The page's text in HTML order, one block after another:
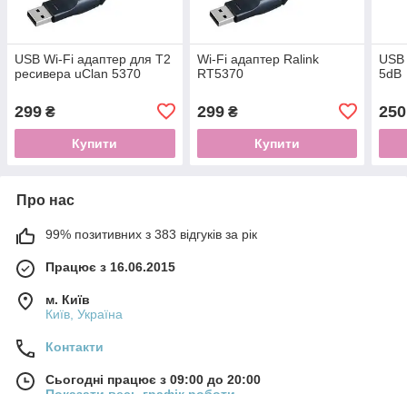
USB Wi-Fi адаптер для T2
ресивера uClan 5370
299 ₴
Купити
Wi-Fi адаптер Ralink
RT5370
299₴
Купити
5dB
250
Про нас
99% позитивних з 383 відгуків за рік
Працює з 16.06.2015
м. Київ
Київ, Україна
Контакти
Сьогодні працює з 09:00 до 20:00